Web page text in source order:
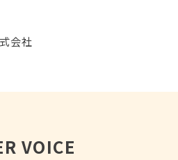
会社
VOICE